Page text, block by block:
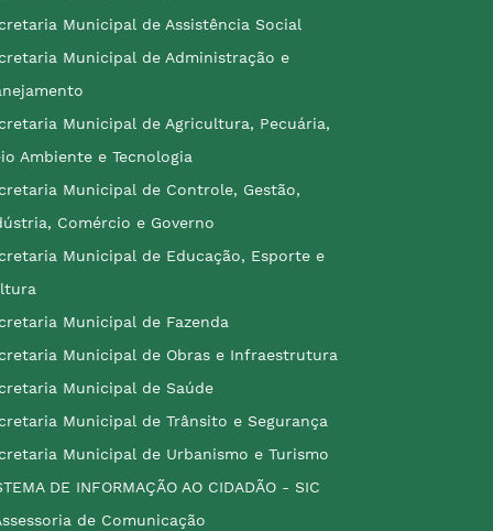
Municipal de Assistência Social
Municipal de Administração e
Municipal de Agricultura, Pecuária,
Ambiente e Tecnologia
Municipal de Controle, Gestão,
Comércio e Governo
Municipal de Educação, Esporte e
Municipal de Fazenda
Municipal de Obras e Infraestrutura
Municipal de Saúde
Municipal de Trânsito e Segurança
Municipal de Urbanismo e Turismo
DE INFORMAÇÃO AO CIDADÃO - SIC
de Comunicação